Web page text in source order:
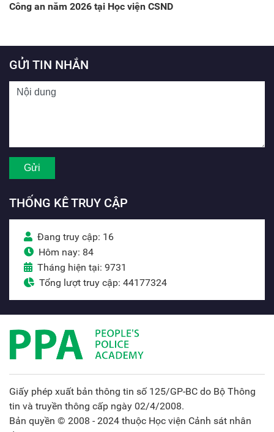
Công an năm 2026 tại Học viện CSND
GỬI TIN NHẮN
THỐNG KÊ TRUY CẬP
Đang truy cập: 16
Hôm nay: 84
Tháng hiện tại: 9731
Tổng lượt truy cập: 44177324
Giấy phép xuất bản thông tin số 125/GP-BC do Bộ Thông
tin và truyền thông cấp ngày 02/4/2008.
Bản quyền © 2008 - 2024 thuộc Học viện Cảnh sát nhân